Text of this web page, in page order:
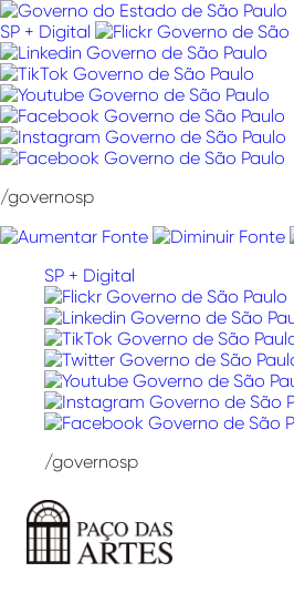
Pular
para
o
conteúdo
SP + Digital
/governosp
SP + Digital
/governosp